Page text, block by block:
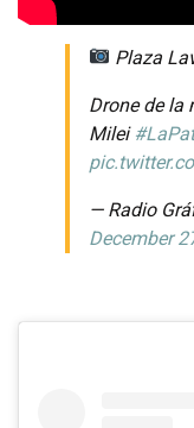
Plaza
Drone de la
Milei
— Radio
December